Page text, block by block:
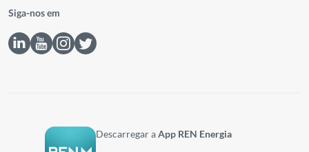
Siga-nos em
Descarregar aApp REN Energia